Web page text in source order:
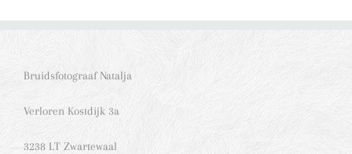
Bruidsfotograaf Natalja
Verloren Kostdijk 3a
3238 LT Zwartewaal